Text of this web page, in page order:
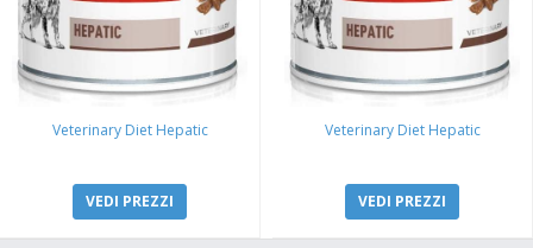
Veterinary Diet Hepatic
VEDI PREZZI
Veterinary Diet Hepatic
VEDI PREZZI